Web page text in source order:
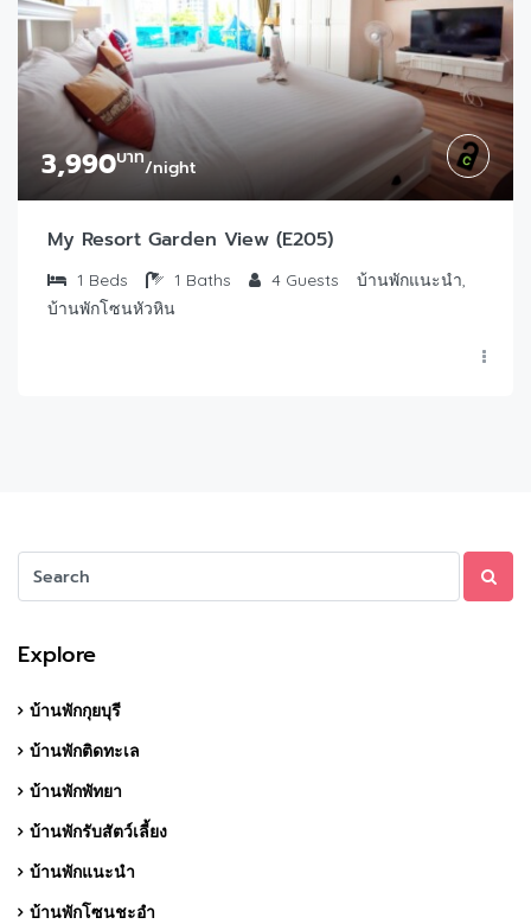
3,990บาท/night
My Resort Garden View (E205)
1 Beds 1 Baths 4 Guests
บ้านพักแนะนำ,
บ้านพักโซนหัวหิน
Explore
บ้านพักกุยบุรี
บ้านพักติดทะเล
บ้านพักพัทยา
บ้านพักรับสัตว์เลี้ยง
บ้านพักแนะนำ
บ้านพักโซนชะอำ